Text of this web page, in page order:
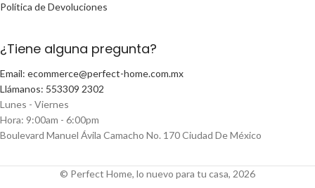
Política de Devoluciones
¿Tiene alguna pregunta?
Email: ecommerce@perfect-home.com.mx
Llámanos: 553309 2302
Lunes - Viernes
Hora: 9:00am - 6:00pm
Boulevard Manuel Ávila Camacho No. 170 Ciudad De México
© Perfect Home, lo nuevo para tu casa, 2026